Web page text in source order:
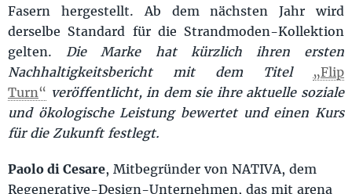
Fasern hergestellt. Ab dem nächsten Jahr wird
derselbe Standard für die Strandmoden-Kollektion
gelten.Die Marke hat kürzlich ihren ersten
Nachhaltigkeitsbericht mit dem Titel „Flip
Turn“ veröffentlicht, in dem sie ihre aktuelle soziale
und ökologische Leistung bewertet und einen Kurs
für die Zukunft festlegt.
Paolo di Cesare, Mitbegründer von NATIVA, dem
Regenerative-Design-Unternehmen, das mit arena